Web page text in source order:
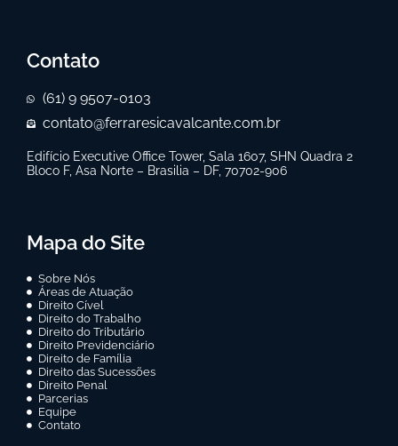
Contato
(61) 9 9507-0103
contato@ferraresicavalcante.com.br
Edifício Executive Office Tower, Sala 1607, SHN Quadra 2
Bloco F, Asa Norte – Brasilia – DF, 70702-906
Mapa do Site
Sobre Nós
Áreas de Atuação
Direito Cível
Direito do Trabalho
Direito do Tributário
Direito Previdenciário
Direito de Família
Direito das Sucessões
Direito Penal
Parcerias
Equipe
Contato